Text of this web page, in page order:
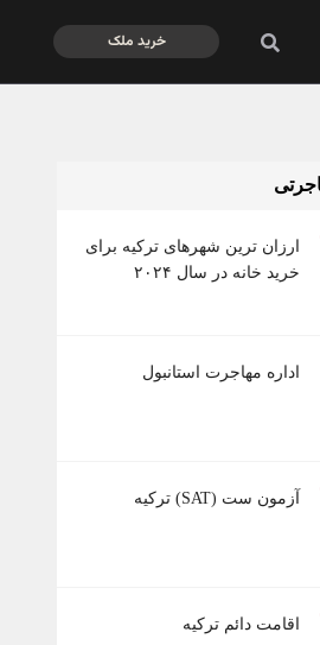
خرید ملک
ارزان ترین شهرهای ترکیه برای
خرید خانه در سال ۲۰۲۴
اداره مهاجرت استانبول
آزمون ست (SAT) ترکیه
اقامت دائم ترکیه